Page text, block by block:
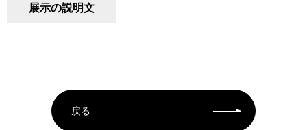
展示の説明文
戻る